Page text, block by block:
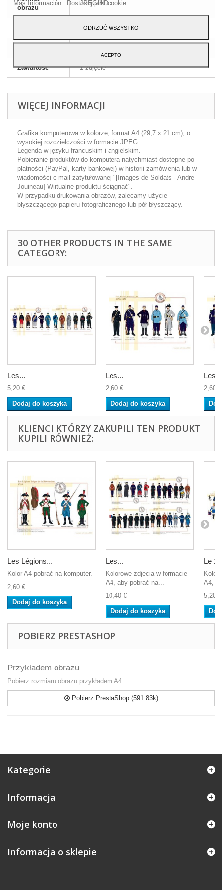
obrazu
JPEG HD
A4 - 29,7 x 21 cm
Zawartość 1 zdjęcie
WIĘCEJ INFORMACJI
Grafika komputerowa w kolorze, format A4 (29,7 x 21 cm), o
wysokiej rozdzielczości w formacie JPEG.
Legenda w języku francuskim i angielskim.
Pobieranie produktów do komputera natychmiast dostępne po
płatności (PayPal, karty bankowej) w historii zamówienia lub w
wiadomości e-mail zatytułowanej "[Images de Soldats - Andre
Jouineau] Wirtualne produktu ściągnąć".
W przypadku drukowania obrazów, zalecamy użycie
błyszczącego papieru fotograficznego lub pół-błyszczący.
30 OTHER PRODUCTS IN THE SAME
CATEGORY:
Les...
5,20 €
Dodaj do koszyka
Les...
2,60 €
Dodaj do koszyka
Les...
2,60 €
KLIENCI KTÓRZY ZAKUPILI TEN PRODUKT
KUPILI RÓWNIEŻ:
Les Légions...
Kolor A4 pobrać na komputer.
2,60 €
Dodaj do koszyka
Les...
Kolorowe zdjęcia w formacie
A4, aby pobrać na...
10,40 €
Dodaj do koszyka
Le
A4,
5,20 €
POBIERZ PRESTASHOP
Przykładem obrazu
Pobierz rozmiaru obrazu przykładem A4.
Pobierz PrestaShop (591.83k)
Kategorie
Informacja
Moje konto
Informacja o sklepie
Más Información
Dostosuj pliki cookie
ODRZUĆ WSZYSTKO
ACEPTO